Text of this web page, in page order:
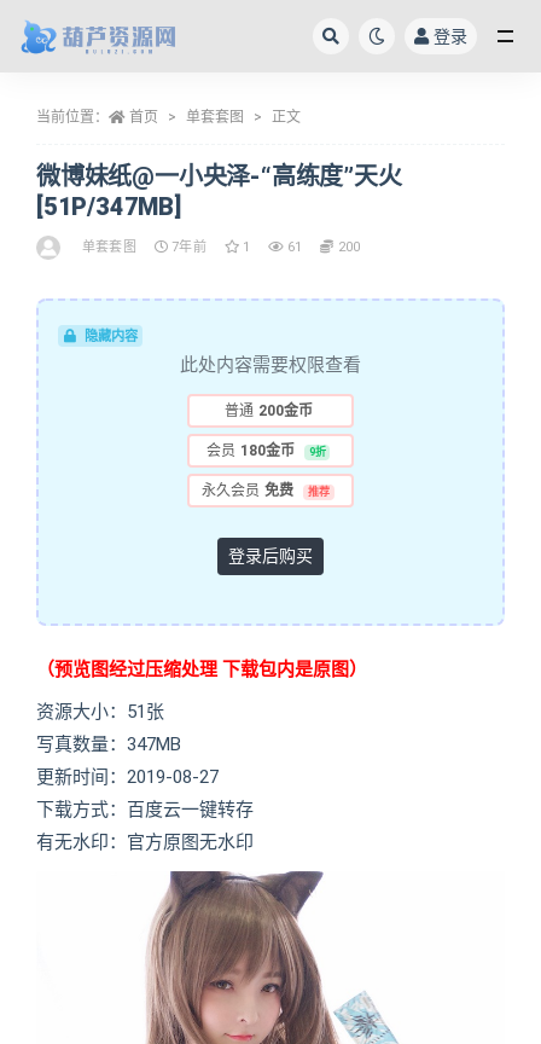
登录
当前位置： 首页 单套套图 正文
微博妹纸@一小央泽-“高练度”天火
[51P/347MB]
单套套图 7年前 1 61 200
隐藏内容
此处内容需要权限查看
普通 200金币
会员 180金币 9折
永久会员 免费 推荐
登录后购买
（预览图经过压缩处理 下载包内是原图）
资源大小：51张
写真数量：347MB
更新时间：2019-08-27
下载方式：百度云一键转存
有无水印：官方原图无水印